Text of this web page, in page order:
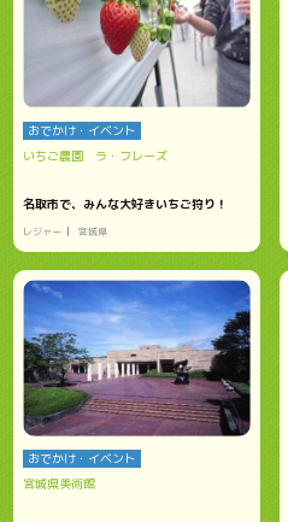
おでかけ・イベント
いちご農園 ラ・フレーズ
名取市で、みんな大好きいちご狩り！
レジャー 宮城県
おでかけ・イベント
宮城県美術館